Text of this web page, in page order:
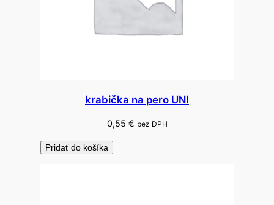
krabička na pero UNI
0,55 € bez DPH
Pridať do košíka